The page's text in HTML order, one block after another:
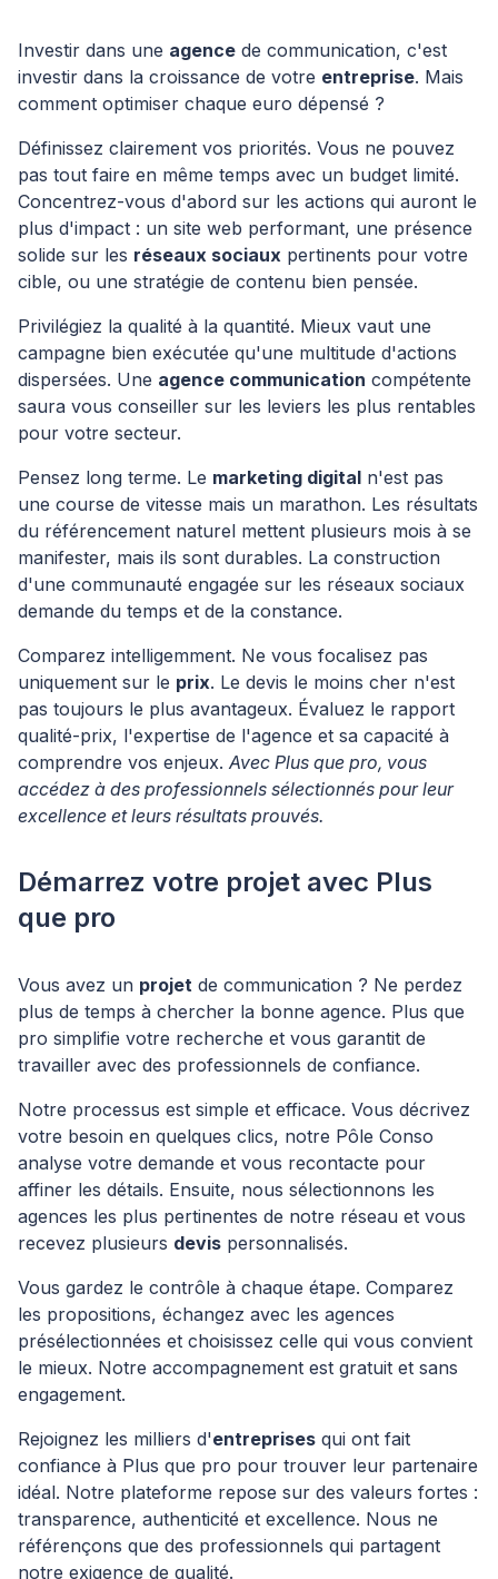
Investir dans une agence de communication, c'est
investir dans la croissance de votre entreprise. Mais
comment optimiser chaque euro dépensé ?
Définissez clairement vos priorités. Vous ne pouvez
pas tout faire en même temps avec un budget limité.
Concentrez-vous d'abord sur les actions qui auront le
plus d'impact : un site web performant, une présence
solide sur les réseaux sociaux pertinents pour votre
cible, ou une stratégie de contenu bien pensée.
Privilégiez la qualité à la quantité. Mieux vaut une
campagne bien exécutée qu'une multitude d'actions
dispersées. Une agence communication compétente
saura vous conseiller sur les leviers les plus rentables
pour votre secteur.
Pensez long terme. Le marketing digital n'est pas
une course de vitesse mais un marathon. Les résultats
du référencement naturel mettent plusieurs mois à se
manifester, mais ils sont durables. La construction
d'une communauté engagée sur les réseaux sociaux
demande du temps et de la constance.
Comparez intelligemment. Ne vous focalisez pas
uniquement sur le prix. Le devis le moins cher n'est
pas toujours le plus avantageux. Évaluez le rapport
qualité-prix, l'expertise de l'agence et sa capacité à
comprendre vos enjeux.Avec Plus que pro, vous
accédez à des professionnels sélectionnés pour leur
excellence et leurs résultats prouvés.
Démarrez votre projet avec Plus
que pro
Vous avez un projet de communication ? Ne perdez
plus de temps à chercher la bonne agence. Plus que
pro simplifie votre recherche et vous garantit de
travailler avec des professionnels de confiance.
Notre processus est simple et efficace. Vous décrivez
votre besoin en quelques clics, notre Pôle Conso
analyse votre demande et vous recontacte pour
affiner les détails. Ensuite, nous sélectionnons les
agences les plus pertinentes de notre réseau et vous
recevez plusieurs devis personnalisés.
Vous gardez le contrôle à chaque étape. Comparez
les propositions, échangez avec les agences
présélectionnées et choisissez celle qui vous convient
le mieux. Notre accompagnement est gratuit et sans
engagement.
Rejoignez les milliers d'entreprises qui ont fait
confiance à Plus que pro pour trouver leur partenaire
idéal. Notre plateforme repose sur des valeurs fortes :
transparence, authenticité et excellence. Nous ne
référençons que des professionnels qui partagent
notre exigence de qualité.